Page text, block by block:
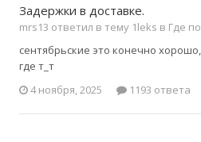
Задержки в доставке.
mrs13 ответил в тему 1leks в Где
сентябрьские это конечно
где т_т
4 ноября, 2025
1193 ответа